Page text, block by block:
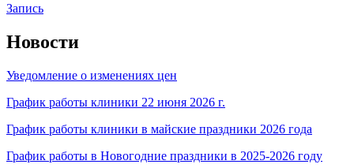
Запись
Новости
Уведомление о изменениях цен
График работы клиники 22 июня 2026 г.
График работы клиники в майские праздники 2026 года
График работы в Новогодние праздники в 2025-2026 году